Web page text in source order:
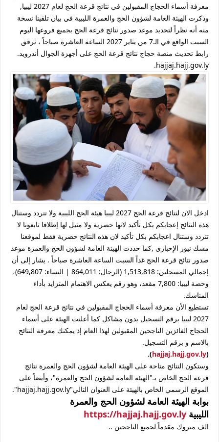
معرفة أسماء الحجاج المقبولين في نتائج قرعة الحج لعام 2027 ليبيا,
وذكرت الهيئة العامة لشؤون الحج والعمرة الليبية في بيان تلقينا نسخة
منه أنه نظراً لتحديد موعد صدور نتائج قرعة الحج بجميع فروعها اليوم
السبت الواقع في الـ7 من يناير 2027 الساعة العاشرة صباحاً ، نرفق
رابط تحديث منصة حجاج نتائج قرعة الحج على أجهزة الجوال أندرويد.
hajjaj.hajj.gov.ly.
ادخل الان لنتائج قرعة الحج 2027 ليبيا هيئة الحج الليبية ولا تتردد وستنال
هذه النتائج إعجابكم بكل تأكيد لانها حصرية ولا مثيل لها إطلاقا تابعونا لا
تتردد وستنال اعجابكم بكل تأكيد لان هذه النتائج حصرية فقط لموقعنا
مسك نيوز الإخباري ,كما حددت الهيئة العامة لشؤون الحج والعمرة موعد
صدور نتائج قرعة الحج غداً السبت الساعة العاشرة صباحاً . يشار إلى أن
إجمالي المسجلين: 1,513,818 (الرجال: 864,011 | النساء: 649,807)،
وحصة ليبيا: 7,800 مقعد، وهو رقم يعكس الاهتمام المتزايد بأداء
المناسك.
تستطيع الأن معرفة أسماء الحجاج المقبولين في نتائج قرعة الحج لعام
2027 ليبيا برقم التسجيل بدون مشاكل كما أعلنت الهيئة على أسماء
الحجاج الفائزين الناجحين المقبولين لهذا العام إذ يمكنك معرفة النتائج
بالاسم و برقم التسجيل.
(
hajjaj.hajj.gov.ly
).
وستكون النتائج متاحة على الهيئة العامة لشؤون الحج والعمرة نتائج
قرعة الحج الخاص بـ"الهيئة العامة لشؤون الحج والعمرة"، وأيضاً على
الموقع الرسمي الخاص بالهيئة على العنوان التالي"hajjaj.hajj.gov.ly".
بوابة الهيئة العامة لشؤون الحج والعمرة
الليبية https://hajjaj.hajj.gov.ly
الف مبروك مقدماً لجميع الناجحين ..